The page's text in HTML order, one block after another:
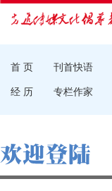
首 页 刊首快语
经 历 专栏作家